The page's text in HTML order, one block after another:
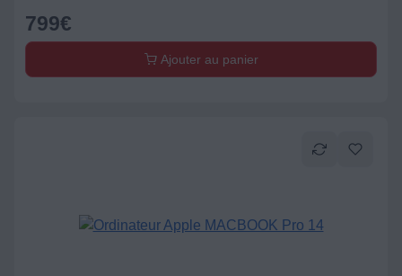
799€
Ajouter au panier